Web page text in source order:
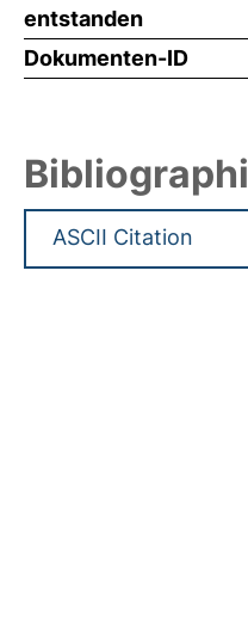
entstanden
Dokumenten-ID